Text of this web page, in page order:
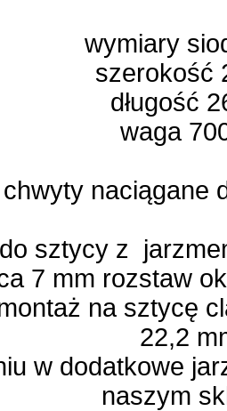
wymiary
szerokość
długość
waga
chwyty naciągane
sztycy z
7 mm rozstaw
na sztycę
22,2
w dodatkowe
naszym